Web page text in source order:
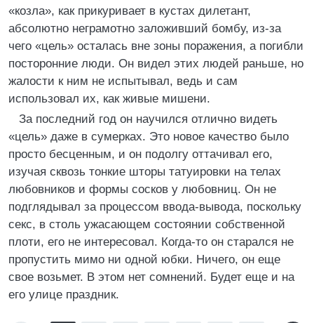
«козла», как прикуривает в кустах дилетант,
абсолютно неграмотно заложивший бомбу, из-за
чего «цель» осталась вне зоны поражения, а погибли
посторонние люди. Он видел этих людей раньше, но
жалости к ним не испытывал, ведь и сам
использовал их, как живые мишени.
За последний год он научился отлично видеть
«цель» даже в сумерках. Это новое качество было
просто бесценным, и он подолгу оттачивал его,
изучая сквозь тонкие шторы татуировки на телах
любовников и формы сосков у любовниц. Он не
подглядывал за процессом ввода-вывода, поскольку
секс, в столь ужасающем состоянии собственной
плоти, его не интересовал. Когда-то он старался не
пропустить мимо ни одной юбки. Ничего, он еще
свое возьмет. В этом нет сомнений. Будет еще и на
его улице праздник.